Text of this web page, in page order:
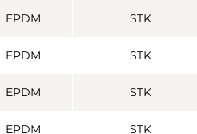
EPDM STK
EPDM STK
EPDM STK
EPDM STK